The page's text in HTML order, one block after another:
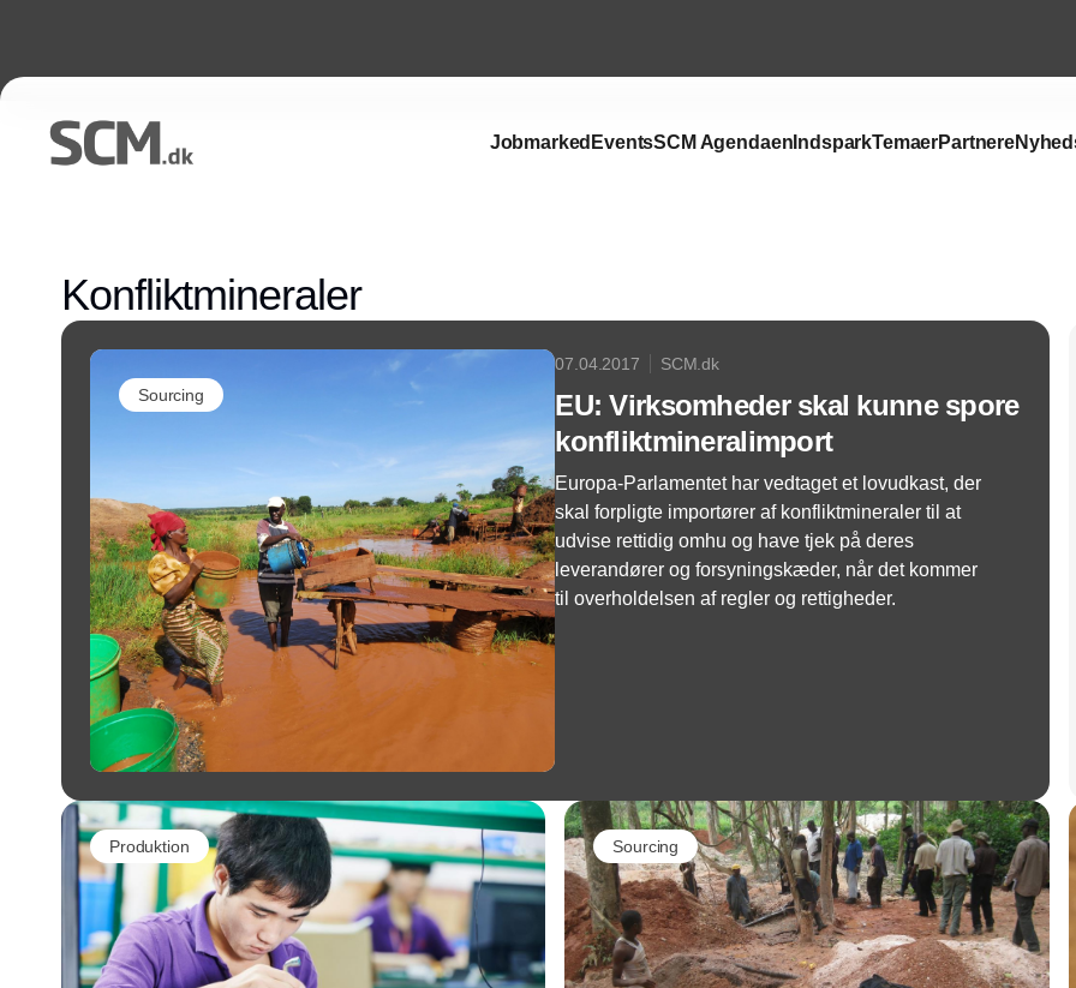
Jobmarked EventsSCM Agendaen IndsparkTemaerPartnere
Konfliktmineraler
Sourcing
07.04.2017 SCM.dk
EU: Virksomheder skal kunne spore
konfliktmineralimport
Europa-Parlamentet har vedtaget et lovudkast, der
skal forpligte importører af konfliktmineraler til at
udvise rettidig omhu og have tjek på deres
leverandører og forsyningskæder, når det kommer
til overholdelsen af regler og rettigheder.
Produktion Sourcing